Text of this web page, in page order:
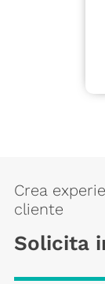
Crea
cliente
Solicita